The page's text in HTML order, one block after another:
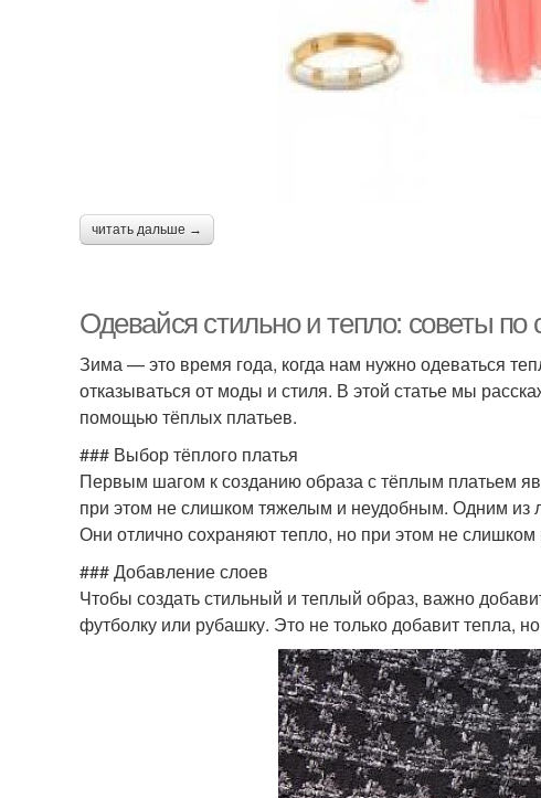
читать дальше →
Одевайся стильно и тепло: советы
Зима — это время года, когда нам нужно одеваться
отказываться от моды и стиля. В этой статье мы
помощью тёплых платьев.
### Выбор тёплого платья
Первым шагом к созданию образа с тёплым платьем
при этом не слишком тяжелым и неудобным. Одним из
Они отлично сохраняют тепло, но при этом не слишком
### Добавление слоев
Чтобы создать стильный и теплый образ, важно
футболку или рубашку. Это не только добавит тепла,